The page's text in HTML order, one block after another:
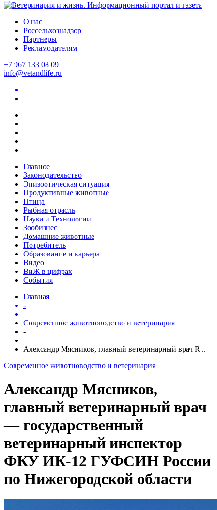
О нас
Россельхознадзор
Партнеры
Рекламодателям
+7 967 133 08 09
info@vetandlife.ru
Главное
Законодательство
Эпизоотическая ситуация
Продуктивные животные
Птица
Рыбная отрасль
Наука и Технологии
Зообизнес
Домашние животные
Потребитель
Образование и карьера
Видео
ВиЖ в цифрах
События
Главная
-
Современное животноводство и ветеринария
-
Александр Мясников, главный ветеринарный врач R...
Современное животноводство и ветеринария
Александр Мясников,
главный ветеринарный врач
— государственный
ветеринарный инспектор
ФКУ ИК-12 ГУФСИН России
по Нижегородской области